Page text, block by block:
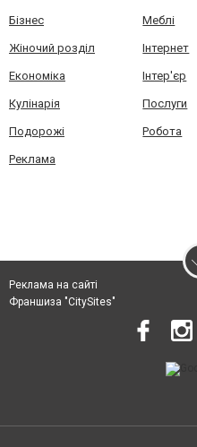
Бізнес Меблі
Жіночий розділ Інтернет
Економіка Інтер'єр
Кулінарія Послуги
Подорожі Робота
Реклама
Реклама на сайті
Франшиза "CitySites"